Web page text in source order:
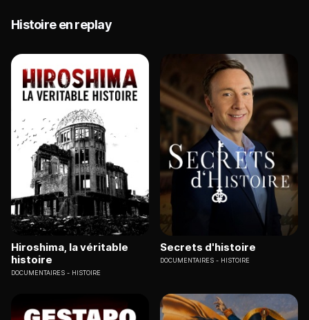
Histoire en replay
Hiroshima, la véritable
histoire
DOCUMENTAIRES HISTOIRE
Secrets d'histoire
DOCUMENTAIRES HISTOIRE